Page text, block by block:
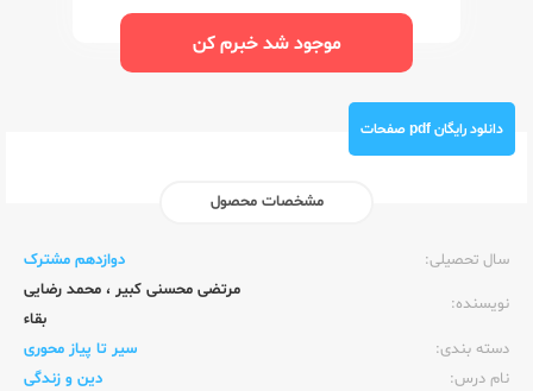
موجود شد خبرم کن
دانلود رایگان pdf صفحات
مشخصات محصول
سال تحصیلی:‌
دوازدهم مشترک
نویسنده:‌
مرتضی محسنی کبیر ، محمد رضایی
بقاء
دسته بندی:
سیر تا پیاز محوری
نام درس:
دین و زندگی